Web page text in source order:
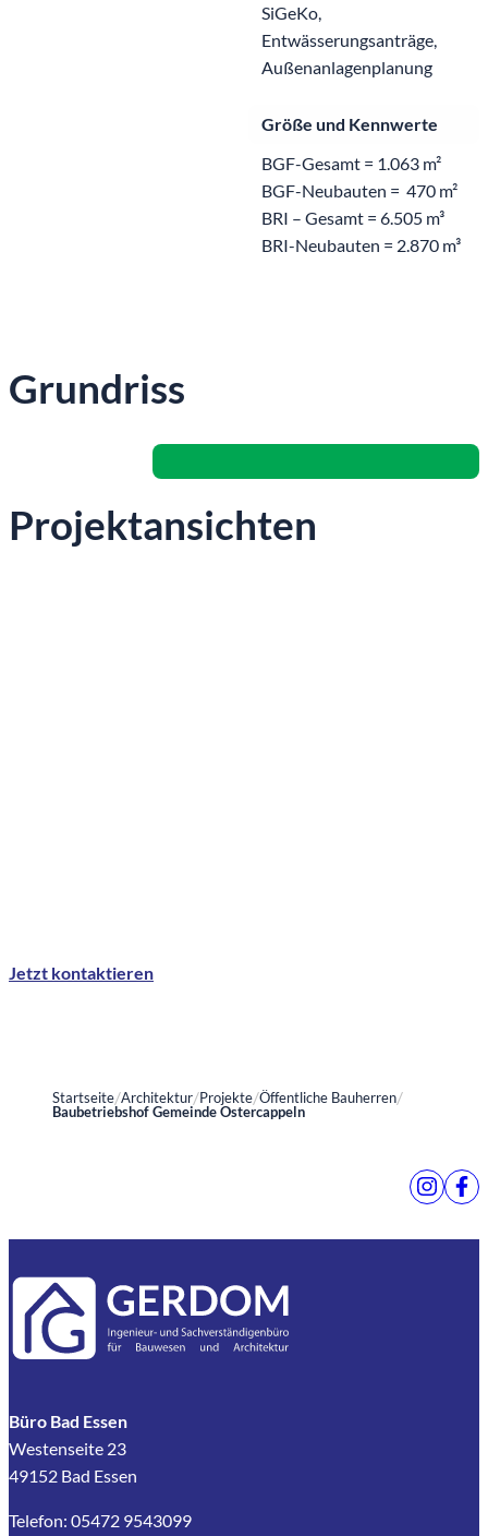
SiGeKo,
Entwässerungsanträge,
Außenanlagenplanung
Größe und Kennwerte
BGF-Gesamt = 1.063 m²
BGF-Neubauten = 470 m²
BRI – Gesamt = 6.505 m³
BRI-Neubauten = 2.870 m³
Grundriss
Projektansichten
Jetzt kontaktieren
Startseite Architektur Projekte Öffentliche Bauherren
Baubetriebshof Gemeinde Ostercappeln
Büro Bad Essen
Westenseite 23
49152 Bad Essen
Telefon: 05472 9543099